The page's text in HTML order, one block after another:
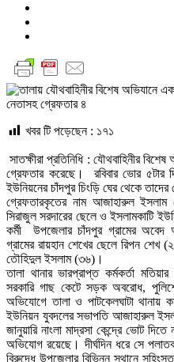
খবর টি পড়েছেন : ১৭১
সাতক্ষীরা প্রতিনিধি : যৌথবাহিনীর
গ্রেফতার করেছে। রবিবার ভোর ৫টার
ইউনিয়নের চাঁদপুর চিংড়ি ঘের থেকে
গ্রেফতারকৃতের নাম আজাহারুল
সিরাজুল সরদারের ছেলে ও ইসলামকাটি
কর্মী উপজেলার চাঁদপুর গ্রামের
গ্রামের রায়হান শেখের ছেলে রিপন শেখ
তৌহিদুল ইসলাম (৩৬)।
তালা থানার ভারপ্রাপ্ত কর্মকর্তা
সরকারি গাছ কেটে সড়ক অবরোধ,
অভিযোগে তালা ও পাটকেলঘাটা থানায়
ইউনিয়ন যুবদলের সভাপতি আজাহারুল
জানুয়ারি নাংলা মাদ্রসা কেন্দ্রে ভোট
অভিযোগ রয়েছে। দীর্ঘদিন ধরে সে
বিরুদ্ধে উপজেলার বিভিন্ন স্থানে